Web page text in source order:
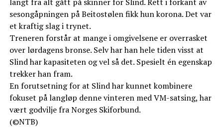
langt fra alt gått på skinner for Slind. Rett i forkant av
sesongåpningen på Beitostølen fikk hun korona. Det var
et kraftig slag i trynet.
Treneren forstår at mange i omgivelsene er overrasket
over lørdagens bronse. Selv har han hele tiden visst at
Slind har kapasiteten og vel så det. Spesielt én egenskap
trekker han fram.
En forutsetning for at Slind har kunnet kombinere
fokuset på langløp denne vinteren med VM-satsing, har
vært godvilje fra Norges Skiforbund.
(©NTB)